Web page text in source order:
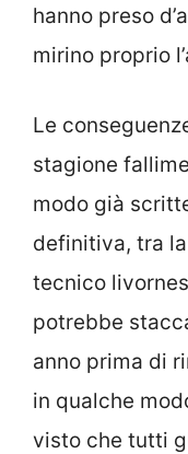
hanno preso
mirino proprio
Le
stagione
modo già
definitiva, tra
tecnico
potrebbe
anno prima di
in qualche
visto che tutti